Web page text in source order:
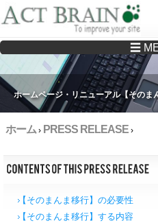
Drupalサイトの制作・保守をどこに頼ん
☰
ホームページ・リニューアル【そのま
ホーム › PRESS RELEASE ›
【そのまんま移行】の必要性
【そのまんま移行】する内容